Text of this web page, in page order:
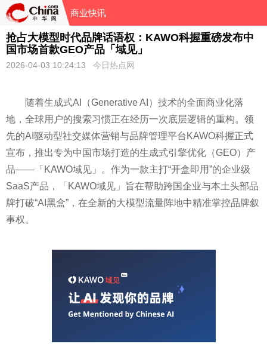
商业快讯
抢占大模型时代品牌话语权：KAWO科握重磅发布中
国市场首款GEO产品「域见」
2026-04-03 10:24:13 今日热点网
随着生成式AI（Generative AI）技术的全面商业化落
地，全球用户的搜索习惯正在经历一次底层逻辑的重构。领
先的AI驱动型社交媒体营销与品牌管理平台KAWO科握正式
宣布，推出专为中国市场打造的生成式引擎优化（GEO）产
品——「KAWO域见」。作为一款主打“开盒即用”的企业级
SaaS产品，「KAWO域见」旨在帮助跨国企业与本土头部品
牌打破“AI黑盒”，在全新的大模型流量阵地中精准掌控品牌叙
事权。